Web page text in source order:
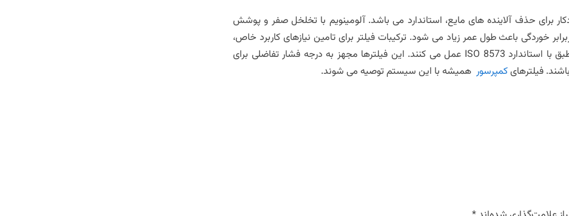
شناور خودکار برای حذف آلاینده های مایع، استاندارد می باشد. آلومینویم با تخلخل صفر و پوشش
خوردگی باعث طول عمر زیاد می شود. ترکیبات فیلتر برای تامین نیازهای کاربرد خاص،
پیکربندی شده اند. فیلترها همسو با PED بوده و منطبق با استاندارد ISO 8573 عمل می کنند. این فیلترها مجهز به درجه فشار تفاضلی برای
فیلترهایکمپرسور همیشه با این سیستم توصیه می شوند.